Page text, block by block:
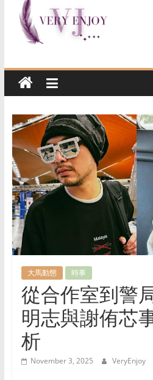
Very
Enjoy
这
是
一
个
提
供
生
活
资
讯
与
大馬動態 時事
從合作室到警
明志與謝侑芯
析
November 3, 2025 VeryEnjoy